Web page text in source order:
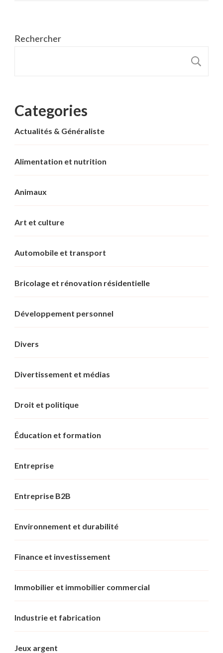
Rechercher
Categories
Actualités & Généraliste
Alimentation et nutrition
Animaux
Art et culture
Automobile et transport
Bricolage et rénovation résidentielle
Développement personnel
Divers
Divertissement et médias
Droit et politique
Éducation et formation
Entreprise
Entreprise B2B
Environnement et durabilité
Finance et investissement
Immobilier et immobilier commercial
Industrie et fabrication
Jeux argent